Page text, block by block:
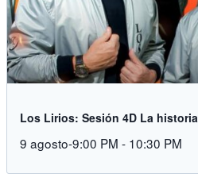
Los Lirios: Sesión 4D La historia
9 agosto-9:00 PM - 10:30 PM